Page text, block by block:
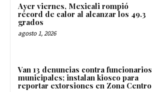
Ayer viernes, Mexicali rompió
récord de calor al alcanzar los 49.3
grados
agosto 1, 2026
Van 13 denuncias contra funcionarios
municipales; instalan kiosco para
reportar extorsiones en Zona Centro